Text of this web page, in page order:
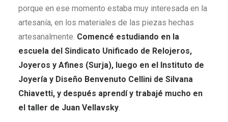
porque en ese momento estaba muy interesada en la
artesanía, en los materiales de las piezas hechas
artesanalmente. Comencé estudiando en la
escuela del Sindicato Unificado de Relojeros,
Joyeros y Afines (Surja), luego en el Instituto de
Joyería y Diseño Benvenuto Cellini de Silvana
Chiavetti, y después aprendí y trabajé mucho en
el taller de Juan Vellavsky.